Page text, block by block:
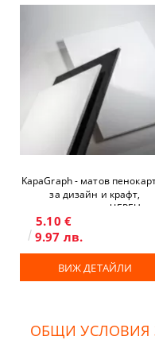
KapaGraph - матов
за дизайн и крафт,
двустранен, ЧЕРЕН
5.10 €
9.97 лв.
ВИЖ ДЕТАЙЛИ
ОБЩИ УСЛОВИЯ